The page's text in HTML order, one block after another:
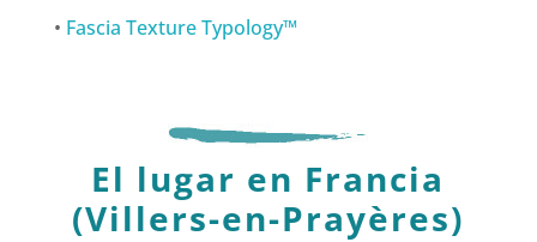
• Fascia Texture Typology™
El lugar en Francia
(Villers-en-Prayères)